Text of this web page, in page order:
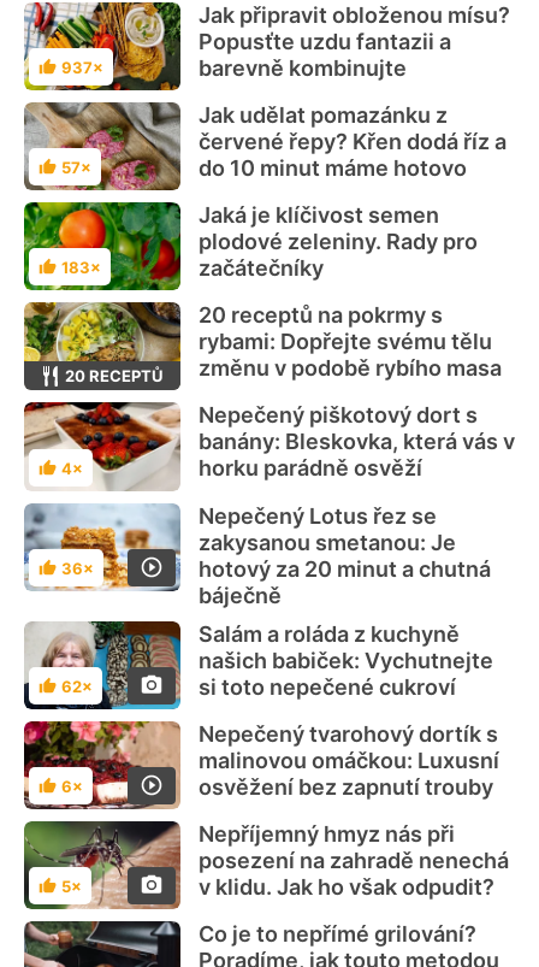
Hodnocení
937×
Jak připravit obloženou mísu?
Popusťte uzdu fantazii a
barevně kombinujte
Hodnocení
57×
Jak udělat pomazánku z
červené řepy? Křen dodá říz a
do 10 minut máme hotovo
Hodnocení
183×
Jaká je klíčivost semen
plodové zeleniny. Rady pro
začátečníky
20 RECEPTŮ
20 receptů na pokrmy s
rybami: Dopřejte svému tělu
změnu v podobě rybího masa
Hodnocení
4×
Nepečený piškotový dort s
banány: Bleskovka, která vás v
horku parádně osvěží
Hodnocení
36×
Nepečený Lotus řez se
zakysanou smetanou: Je
hotový za 20 minut a chutná
báječně
Hodnocení
62×
Salám a roláda z kuchyně
našich babiček: Vychutnejte
si toto nepečené cukroví
Hodnocení
6×
Nepečený tvarohový dortík s
malinovou omáčkou: Luxusní
osvěžení bez zapnutí trouby
Hodnocení
5×
Nepříjemný hmyz nás při
posezení na zahradě nenechá
v klidu. Jak ho však odpudit?
Co je to nepřímé grilování?
Poradíme, jak touto metodou